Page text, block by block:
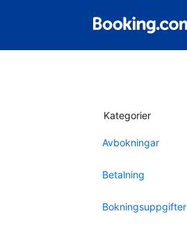
Kategorier
Avbokningar
Betalning
Bokningsuppgifter